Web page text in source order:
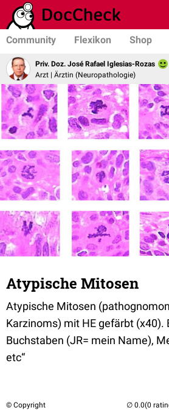
Community Flexikon Shop
Priv. Doz. José Rafael Iglesias-Rozas
Arzt | Ärztin (Neuropathologie)
Atypische Mitosen
Atypische Mitosen
Karzinoms) mit HE gefärbt (x40).
Buchstaben (JR= mein Name),
etc“
© Copyright (0